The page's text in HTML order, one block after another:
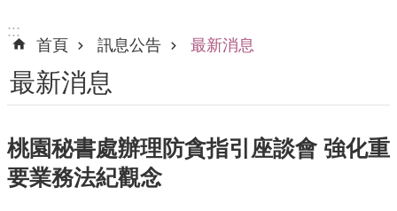
識
我
機
關
:::
首頁
訊息公告 最新消息
最新消息
桃園秘書處辦理防貪指引座談會 強化重
要業務法紀觀念